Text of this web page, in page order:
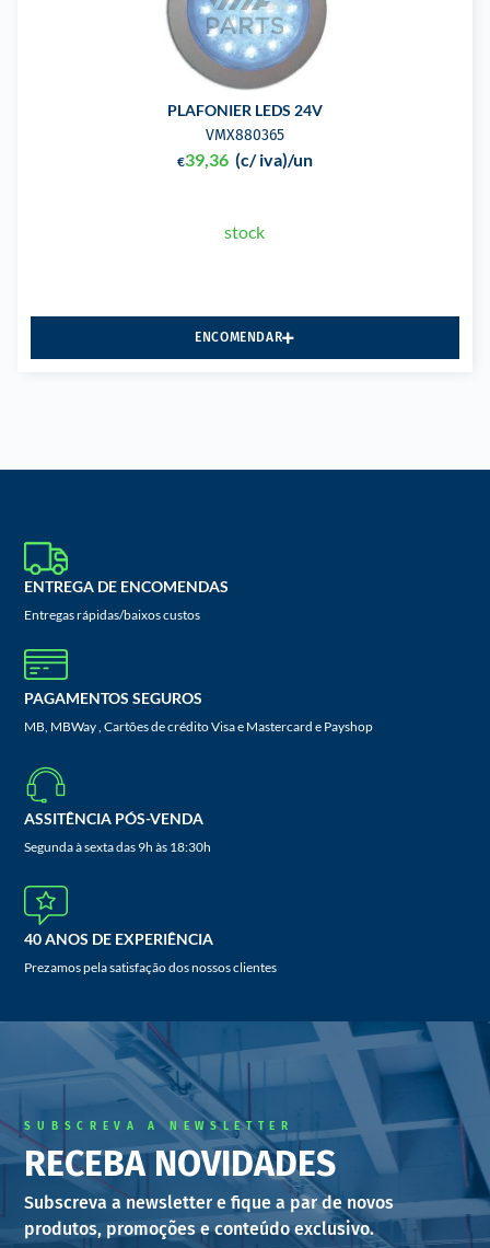
PLAFONIER LEDS 24V
VMX880365
€39,36 (c/ iva)/un
stock
ENCOMENDAR
ENTREGA DE ENCOMENDAS
Entregas rápidas/baixos custos
PAGAMENTOS SEGUROS
MB, MBWay , Cartões de crédito Visa e Mastercard e Payshop
ASSITÊNCIA PÓS-VENDA
Segunda à sexta das 9h às 18:30h
40 ANOS DE EXPERIÊNCIA
Prezamos pela satisfação dos nossos clientes
SUBSCREVA A NEWSLETTER
RECEBA NOVIDADES
Subscreva a newsletter e fique a par de novos
produtos, promoções e conteúdo exclusivo.